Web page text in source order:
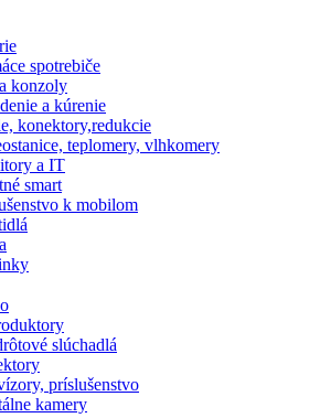
spotrebiče
konzoly
a kúrenie
konektory,redukcie
teplomery, vlhkomery
a IT
smart
k mobilom
slúchadlá
príslušenstvo
kamery